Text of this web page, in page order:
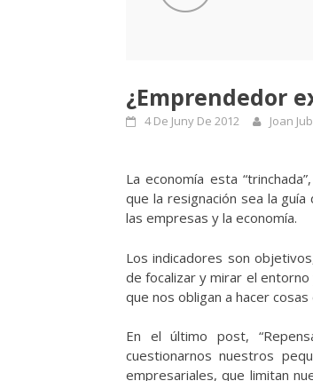
¿Emprendedor
4 De Juny De 2012 Joan
La economía esta
que la resignación sea la
las empresas y la economía.
Los indicadores son
de focalizar y mirar el
que nos obligan a hacer
En el último post,
cuestionarnos nuestros
empresariales, que limitan